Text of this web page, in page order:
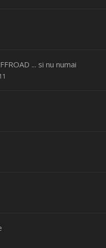
... si nu numai